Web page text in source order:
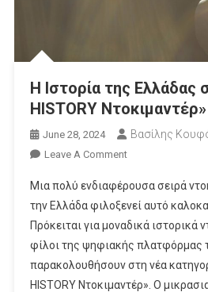
Η Ιστορία της Ελλάδας
HISTORY Ντοκιμαντέρ»
June 28, 2024 Βασίλης
Leave A CommentOn
Ιστορία
Της
Ελλάδας
Στο
«COSMOTE
HISTORY
Μια πολύ ενδιαφέρουσα σειρά
την Ελλάδα φιλοξενεί αυτό
Πρόκειται για μοναδικά ιστορικά
φίλοι της ψηφιακής πλατφόρμας
παρακολουθήσουν στη νέα
HISTORY Ντοκιμαντέρ». Ο